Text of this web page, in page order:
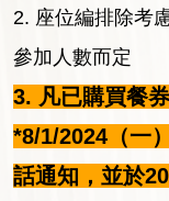
2. 座位編排除考
參加人數而定
3. 凡已購買餐
*8/1/2024（一
話通知，並於